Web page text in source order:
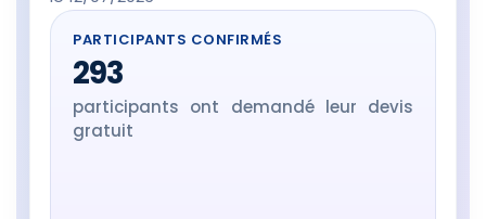
PARTICIPANTS CONFIRMÉS
293
participants ont demandé leur devis
gratuit